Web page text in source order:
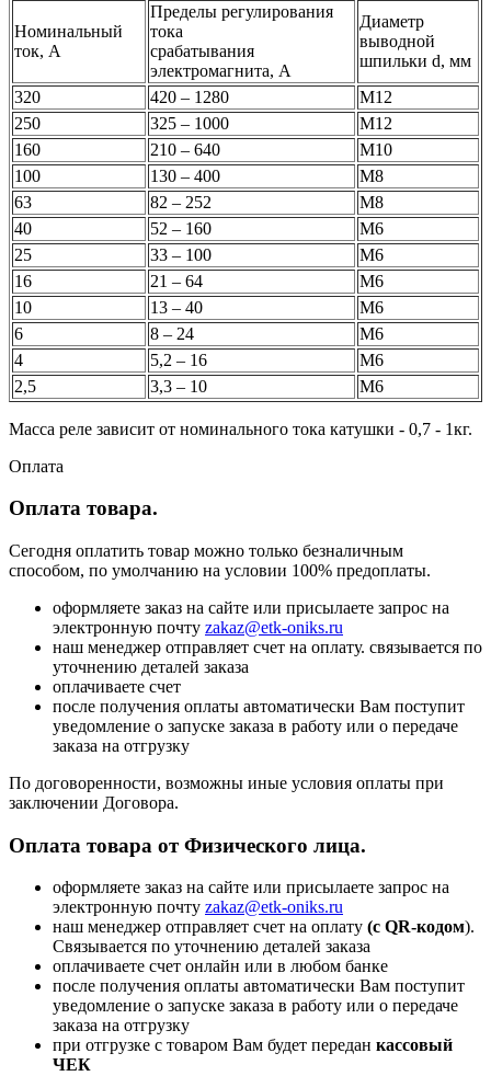
Номинальный
ток, А
Пределы регулирования
тока
срабатывания
электромагнита, А
Диаметр
выводной
шпильки d, мм
320
420 – 1280
М12
250
325 – 1000
М12
160
210 – 640
М10
100
130 – 400
М8
63
82 – 252
М8
40
52 – 160
М6
25
33 – 100
М6
16
21 – 64
М6
10
13 – 40
М6
6
8 – 24
М6
4
5,2 – 16
М6
2,5
3,3 – 10 М6
Масса реле зависит от номинального тока катушки - 0,7 - 1кг.
Оплата
Оплата товара.
Сегодня оплатить товар можно только безналичным
способом, по умолчанию на условии 100% предоплаты.
оформляете заказ на сайте или присылаете запрос на
электронную почту zakaz@etk-oniks.ru
наш менеджер отправляет счет на оплату. связывается по
уточнению деталей заказа
оплачиваете счет
после получения оплаты автоматически Вам поступит
уведомление о запуске заказа в работу или о передаче
заказа на отгрузку
По договоренности, возможны иные условия оплаты при
заключении Договора.
Оплата товара от Физического лица.
оформляете заказ на сайте или присылаете запрос на
электронную почту zakaz@etk-oniks.ru
наш менеджер отправляет счет на оплату (с QR-кодом).
Связывается по уточнению деталей заказа
оплачиваете счет онлайн или в любом банке
после получения оплаты автоматически Вам поступит
уведомление о запуске заказа в работу или о передаче
заказа на отгрузку
при отгрузке с товаром Вам будет передан кассовый
ЧЕК